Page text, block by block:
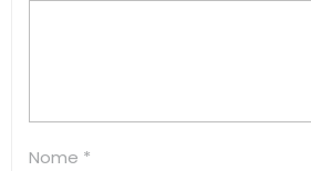
Nome *